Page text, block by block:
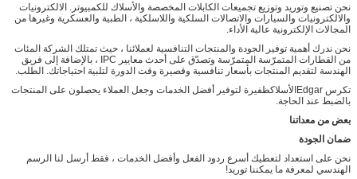
نحن تصنيع وتوريد وتوزيع تجميعات الكابلات المخصصة والأسلاك للكمبيوتر. الالكترونيات
والالكترونيات والسيارات والاتصالات السلكية واللاسلكية ، الطبية والعسكرية وغيرها من
المجالات الإلكترونية عالية الأداء.
نحن ندرك أهمية توفير الجودة والمنتجات التنافسية لعملائنا ، حيث تمتلك الشركة المئات
من القطارات المتمرّسة المتمرّسة وتصدّق على أحدث معايير IPC ، بالإضافة إلى فريق
الهندسة لتقديم المنتجات بأسعار تنافسية وقصيرة وقت الدورة لتلبية احتياجاتك. الطلب.
تكرس Edgarالأسلاكظفيرة لتوفير أفضل الخدمات وجعل العملاء يحصلون على المنتجات
بالضبط عند الحاجة.
بعض من معداتنا
ضمان الجودة
نحن على استعداد لتعطيك أسرع ردود الفعل وأفضل الخدمات ، فقط أرسل لنا الرسم
الهندسي لمعرفة ما يمكننا توريد!